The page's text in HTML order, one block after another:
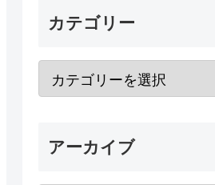
カテゴリー
アーカイブ